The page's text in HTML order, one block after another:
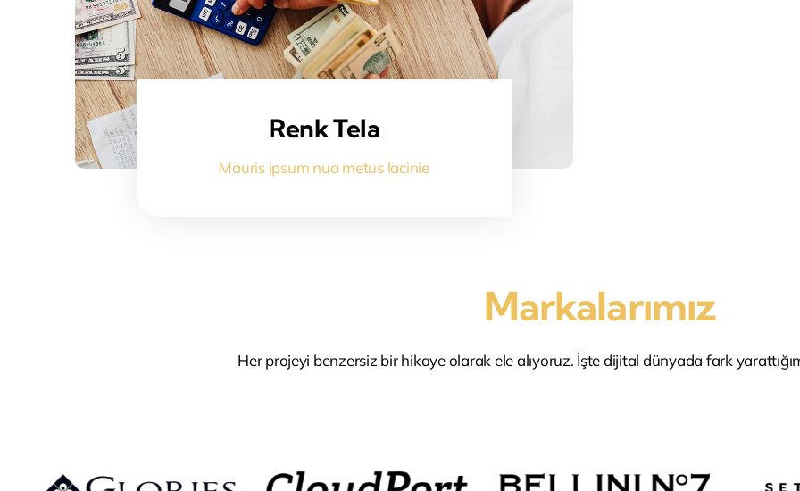
Renk Tela
Mauris ipsum nua metus lacinie
Markalarımız
Her projeyi benzersiz bir hikaye olarak ele alıyoruz. İşte dijital dünyada fark